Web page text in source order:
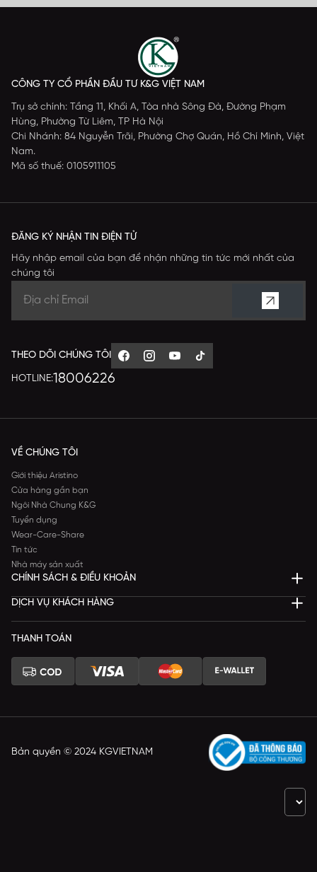
CÔNG TY CỔ PHẦN ĐẦU TƯ K&G VIỆT NAM
Trụ sở chính: Tầng 11, Khối A, Tòa nhà Sông Đà, Đường Phạm
Hùng, Phường Từ Liêm, TP Hà Nội
Chi Nhánh: 84 Nguyễn Trãi, Phường Chợ Quán, Hồ Chí Minh, Việt
Nam.
Mã số thuế: 0105911105
ĐĂNG KÝ NHẬN TIN ĐIỆN TỬ
Hãy nhập email của bạn để nhận những tin tức mới nhất của
chúng tôi
THEO DÕI CHÚNG TÔI
HOTLINE:18006226
VỀ CHÚNG TÔI
Giới thiệu Aristino
Cửa hàng gần bạn
Ngôi Nhà Chung K&G
Tuyển dụng
Wear-Care-Share
Tin tức
Nhà máy sản xuất
CHÍNH SÁCH & ĐIỀU KHOẢN
DỊCH VỤ KHÁCH HÀNG
THANH TOÁN
Bản quyền © 2024 KGVIETNAM